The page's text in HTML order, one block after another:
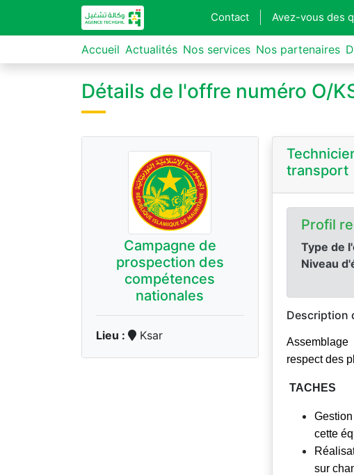
Contact Avez-vous des
Accueil Actualités Nos services Nos partenaires
Détails de l'offre numéro O/
Campagne de
prospection des
compétences
nationales
Lieu : Ksar
transport
Profil
Type de
Niveau
Description
Assemblage
respect des
TACHES
cette
sur